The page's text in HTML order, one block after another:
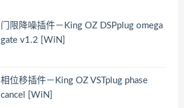
门限降噪插件－King OZ DSPplug omega
gate v1.2 [WiN]
相位移插件－King OZ VSTplug phase
cancel [WiN]